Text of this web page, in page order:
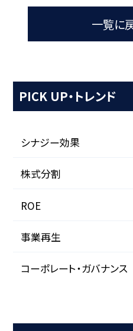
一覧に
PICK UP・トレンド
シナジー効果
株式分割
ROE
事業再生
コーポレート・ガバナンス